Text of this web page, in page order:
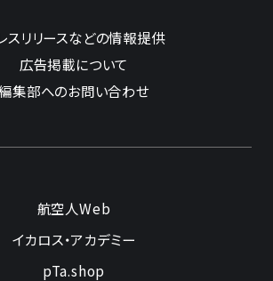
スリリースなどの情報提供
広告掲載について
集部へのお問い合わせ
航空人Web
イカロス・アカデミー
pTa.shop